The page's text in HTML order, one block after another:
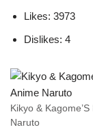
Likes: 3973
Dislikes: 4
Kikyo &
Naruto